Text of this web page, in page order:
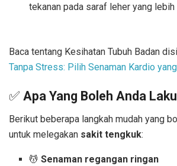
tekanan pada saraf leher yang
Baca tentang Kesihatan Tubuh Badan
Tanpa Stress: Pilih Senaman Kardio
✅ Apa Yang Boleh Anda
Berikut beberapa langkah mudah yang
untuk melegakan sakit tengkuk:
💆Senaman regangan ringan